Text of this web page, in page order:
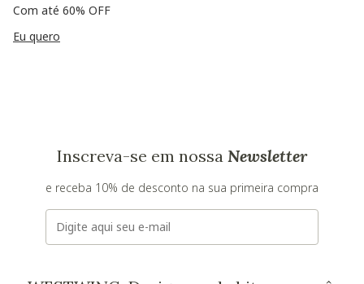
Com até 60% OFF
Eu quero
Inscreva-se em nossa Newsletter
e receba 10% de desconto na sua primeira compra
E-mail